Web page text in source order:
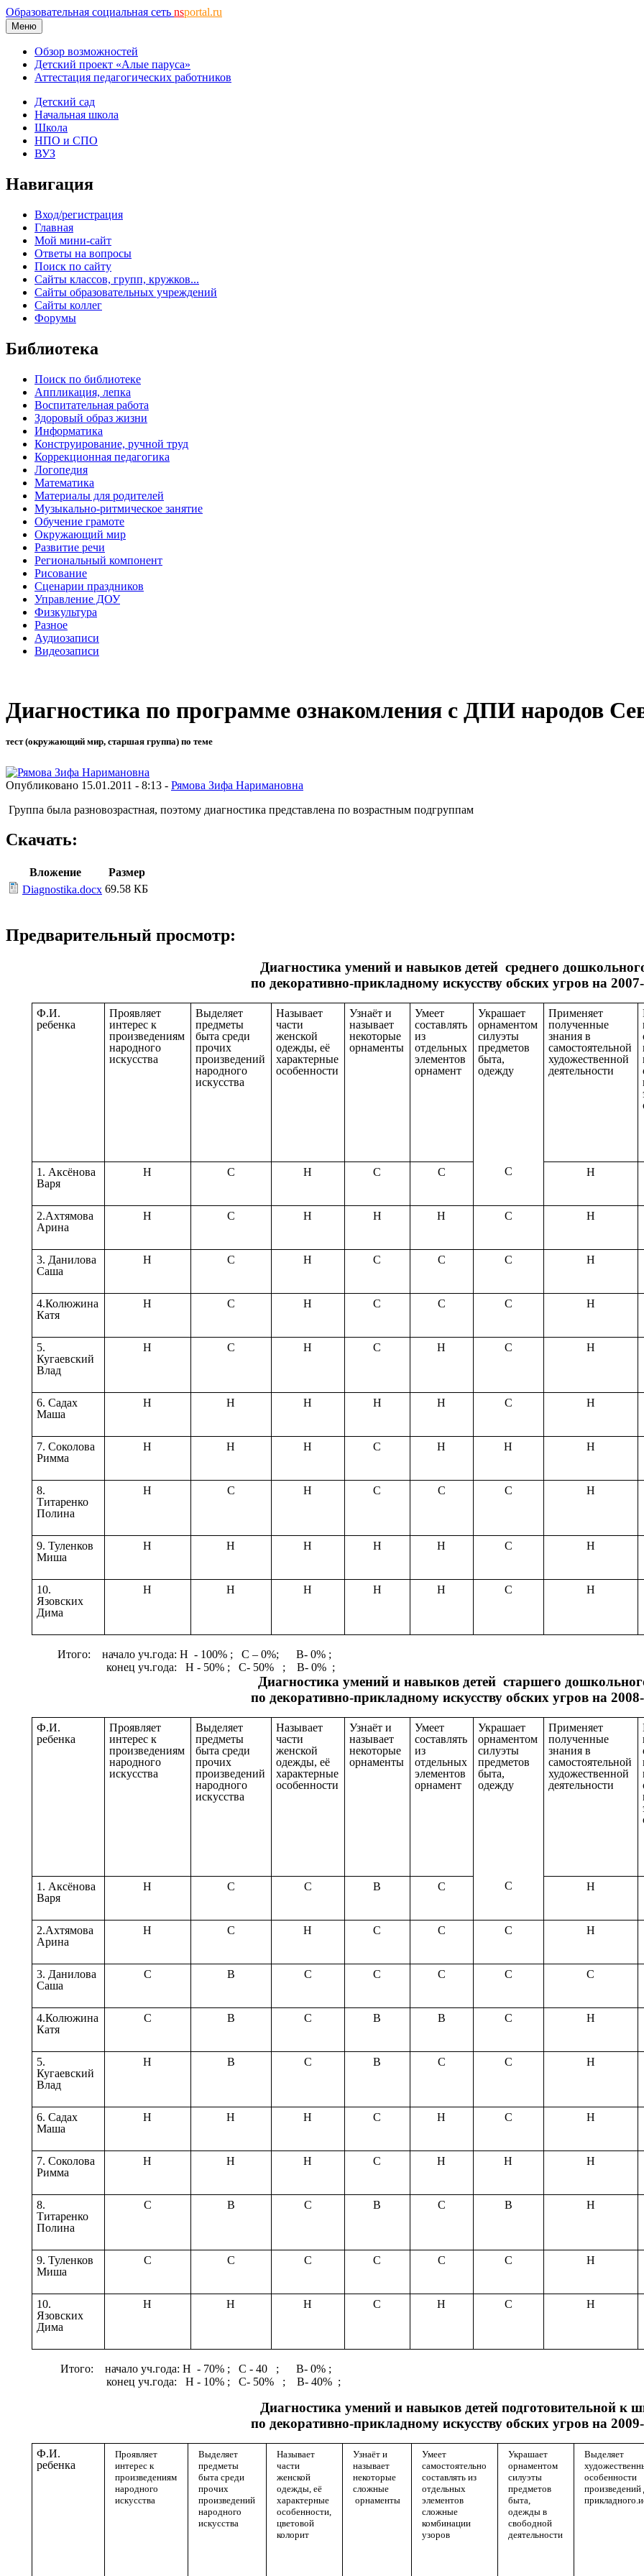
Образовательная социальная сеть nsportal.ru
Меню
Обзор возможностей
Детский проект «Алые паруса»
Аттестация педагогических работников
Детский сад
Начальная школа
Школа
НПО и СПО
ВУЗ
Навигация
Вход/регистрация
Главная
Мой мини-сайт
Ответы на вопросы
Поиск по сайту
Сайты классов, групп, кружков...
Сайты образовательных учреждений
Сайты коллег
Форумы
Библиотека
Поиск по библиотеке
Аппликация, лепка
Воспитательная работа
Здоровый образ жизни
Информатика
Конструирование, ручной труд
Коррекционная педагогика
Логопедия
Математика
Материалы для родителей
Музыкально-ритмическое занятие
Обучение грамоте
Окружающий мир
Развитие речи
Региональный компонент
Рисование
Сценарии праздников
Управление ДОУ
Физкультура
Разное
Аудиозаписи
Видеозаписи
Диагностика по программе ознакомления с ДПИ народов
тест (окружающий мир, старшая группа) по теме
Опубликовано 15.01.2011 - 8:13 - Рямова Зифа Наримановна
Группа была разновозрастная, поэтому диагностика представлена по возрастным подгруппам
Скачать:
Вложение
Размер
Diagnostika.docx 69.58 КБ
Предварительный просмотр:
Диагностика умений и навыков детей среднего
по декоративно-прикладному искусству обских угров на
Ф.И.
ребенка
Проявляет
интерес к
произведениям
народного
искусства
Выделяет
предметы
быта среди
прочих
произведений
народного
искусства
Называет
части
женской
одежды, её
характерные
особенности
Узнаёт и
называет
некоторые
орнаменты
Умеет
составлять
из
отдельных
элементов
орнамент
Украшает
орнаментом
силуэты
предметов
быта,
одежду
Применяет
полученные
знания в
самостоятельной
художественной
деятельности
1. Аксёнова
Варя
Н С Н С С С Н
2.Ахтямова
Арина
Н С Н Н Н С Н
3. Данилова
Саша
Н С Н С С С Н
4.Колюжина
Катя
Н С Н С С С Н
5.
Кугаевский
Влад
Н С Н С Н С Н
6. Садах
Маша
Н Н Н Н Н С Н
7. Соколова
Римма
Н Н Н С Н Н Н
8.
Титаренко
Полина
Н С Н С С С Н
9. Туленков
Миша
Н Н Н Н Н С Н
10.
Язовских
Дима
Н Н Н Н Н С Н
Итого: начало уч.года: Н - 100% ; С – 0%; В- 0% ;
конец уч.года: Н - 50% ; С- 50% ; В- 0% ;
Диагностика умений и навыков детей старшего
по декоративно-прикладному искусству обских угров на
Ф.И.
ребенка
Проявляет
интерес к
произведениям
народного
искусства
Выделяет
предметы
быта среди
прочих
произведений
народного
искусства
Называет
части
женской
одежды, её
характерные
особенности
Узнаёт и
называет
некоторые
орнаменты
Умеет
составлять
из
отдельных
элементов
орнамент
Украшает
орнаментом
силуэты
предметов
быта,
одежду
Применяет
полученные
знания в
самостоятельной
художественной
деятельности
1. Аксёнова
Варя
Н С С В С С Н
2.Ахтямова
Арина
Н С Н С С С Н
3. Данилова
Саша
С В С С С С С
4.Колюжина
Катя
С В С В В С Н
5.
Кугаевский
Влад
Н В С В С С Н
6. Садах
Маша
Н Н Н С Н С Н
7. Соколова
Римма
Н Н Н С Н Н Н
8.
Титаренко
Полина
С В С В С В Н
9. Туленков
Миша
С С С С С С Н
10.
Язовских
Дима
Н Н Н С Н С Н
Итого: начало уч.года: Н - 70% ; С - 40 ; В- 0% ;
конец уч.года: Н - 10% ; С- 50% ; В- 40% ;
Диагностика умений и навыков детей подготовительной к
по декоративно-прикладному искусству обских угров на
Ф.И.
ребенка
Проявляет
интерес к
произведениям
народного
искусства
Выделяет
предметы
быта среди
прочих
произведений
народного
искусства
Называет
части
женской
одежды, её
характерные
особенности,
цветовой
колорит
Узнаёт и
называет
некоторые
сложные
орнаменты
Умеет
самостоятельно
составлять из
отдельных
элементов
сложные
комбинации
узоров
Украшает
орнаментом
силуэты
предметов
быта,
одежды в
свободной
деятельности
Выделяет
особенности
произведений